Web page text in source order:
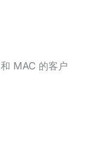
MAC 的客户